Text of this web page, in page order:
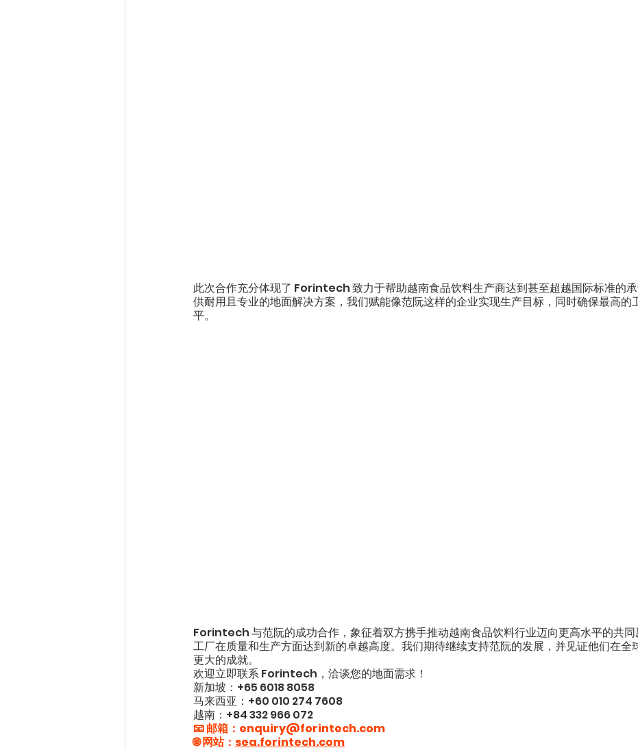
此次合作充分体现了 Forintech 致力于帮助越南食品饮料生产商达到甚至超越国际标准的
供耐用且专业的地面解决方案，我们赋能像范阮这样的企业实现生产目标，同时确保最高的
平。
Forintech 与范阮的成功合作，象征着双方携手推动越南食品饮料行业迈向更高水平的共同
工厂在质量和生产方面达到新的卓越高度。我们期待继续支持范阮的发展，并见证他们在全
更大的成就。
欢迎立即联系 Forintech，洽谈您的地面需求！
新加坡：+65 6018 8058
马来西亚：+60 010 274 7608
越南：+84 332 966 072
📧 邮箱：enquiry@forintech.com
🌐 网站： sea.forintech.com